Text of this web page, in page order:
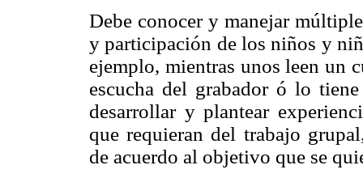
Debe conocer y manejar
y participación de los niños y
ejemplo, mientras unos leen un
escucha del grabador ó lo
desarrollar y plantear
que requieran del trabajo
de acuerdo al objetivo que se